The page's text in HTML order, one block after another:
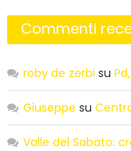
Commenti
roby de zerbi su
Giuseppe su
Valle del Sabato: